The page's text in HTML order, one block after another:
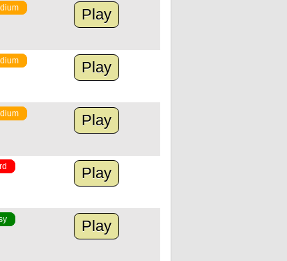
Play
Play
Play
Play
Play